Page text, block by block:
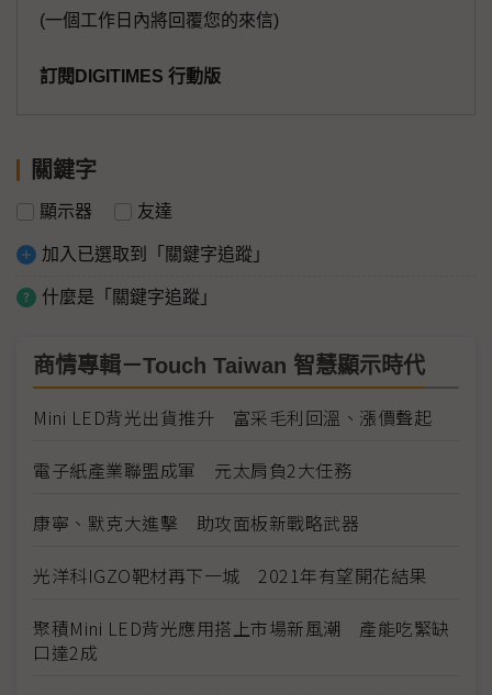
(一個工作日內將回覆您的來信)
訂閱DIGITIMES 行動版
關鍵字
顯示器 友達
加入已選取到「關鍵字追蹤」
什麼是「關鍵字追蹤」
商情專輯－Touch Taiwan 智慧顯示時代
Mini LED背光出貨推升 富采毛利回溫、漲價聲起
電子紙產業聯盟成軍 元太肩負2大任務
康寧、默克大進擊 助攻面板新戰略武器
光洋科IGZO靶材再下一城 2021年有望開花結果
聚積Mini LED背光應用搭上市場新風潮 產能吃緊缺
口達2成